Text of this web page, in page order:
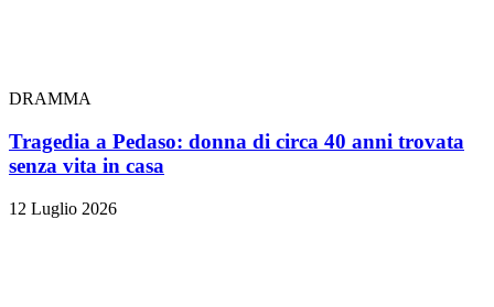
DRAMMA
Tragedia a Pedaso: donna di circa 40 anni trovata
senza vita in casa
12 Luglio 2026